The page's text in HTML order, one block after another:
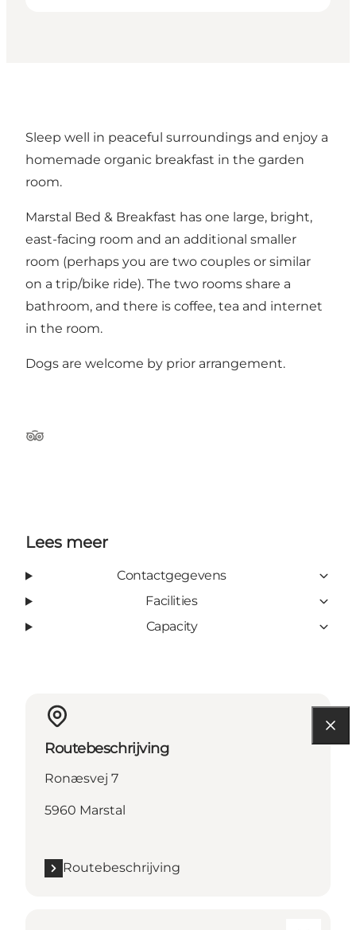
Sleep well in peaceful surroundings and enjoy a
homemade organic breakfast in the garden
room.
Marstal Bed & Breakfast has one large, bright,
east-facing room and an additional smaller
room (perhaps you are two couples or similar
on a trip/bike ride). The two rooms share a
bathroom, and there is coffee, tea and internet
in the room.
Dogs are welcome by prior arrangement.
Tripadvisor
Lees meer
Contactgegevens
Facilities
Capacity
Routebeschrijving
Ronæsvej 7
5960 Marstal
Routebeschrijving